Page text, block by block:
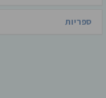
ספריות